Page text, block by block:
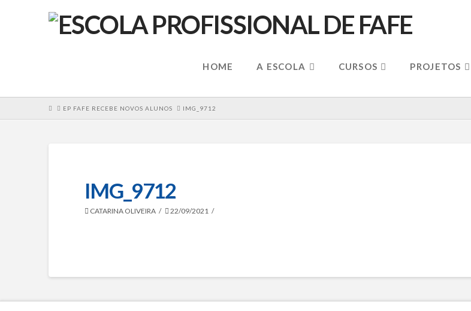
HOME A ESCOLA CURSOS PROJETOS
HOMEEP FAFE RECEBE NOVOS ALUNOS IMG_9712
IMG_9712
CATARINA OLIVEIRA 22/09/2021